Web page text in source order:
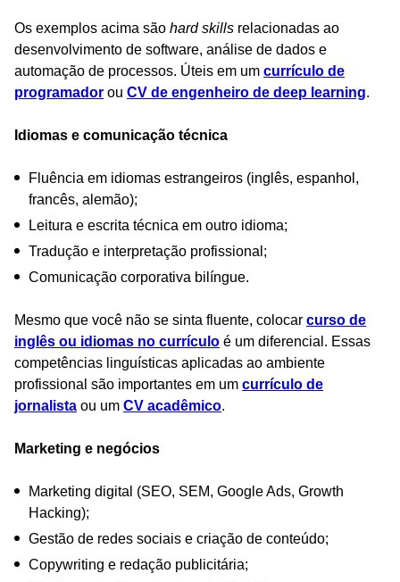
Os exemplos acima são hard skills relacionadas ao
desenvolvimento de software, análise de dados e
automação de processos. Úteis em um currículo de
programador ou CV de engenheiro de deep learning.
Idiomas e comunicação técnica
Fluência em idiomas estrangeiros (inglês, espanhol,
francês, alemão);
Leitura e escrita técnica em outro idioma;
Tradução e interpretação profissional;
Comunicação corporativa bilíngue.
Mesmo que você não se sinta fluente, colocar curso de
inglês ou idiomas no currículo é um diferencial. Essas
competências linguísticas aplicadas ao ambiente
profissional são importantes em um currículo de
jornalista ou um CV acadêmico.
Marketing e negócios
Marketing digital (SEO, SEM, Google Ads, Growth
Hacking);
Gestão de redes sociais e criação de conteúdo;
Copywriting e redação publicitária;